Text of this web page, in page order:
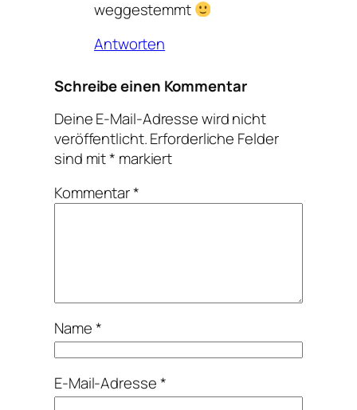
weggestemmt
Antworten
Schreibe einen Kommentar
Deine E-Mail-Adresse wird nicht
veröffentlicht.Erforderliche Felder
sind mit* markiert
Kommentar*
Name*
E-Mail-Adresse*